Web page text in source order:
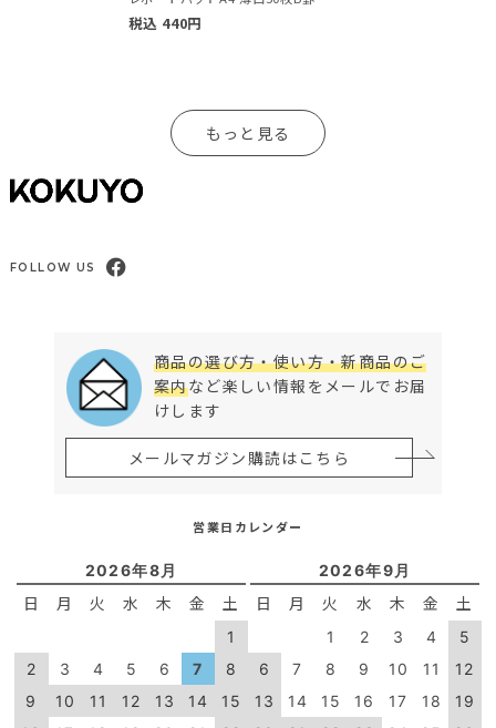
税込 440円
もっと見る
FOLLOW US
商品の選び方・使い方・新商品のご
案内など楽しい情報をメールでお届
けします
メールマガジン購読はこちら
営業日カレンダー
2026年8月
日 月 火 水 木 金 土
1
2
3 4 5 6 7
8
9
10 11 12 13 14
15
2026年9月
日 月 火 水 木 金 土
1 2 3 4
5
6
7 8 9 10 11
12
13
14 15 16 17 18
19